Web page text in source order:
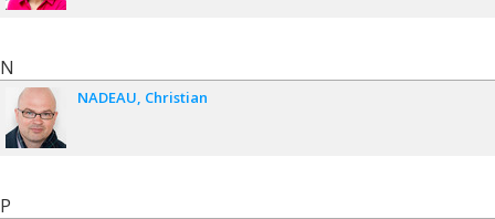
N
NADEAU Christian
P